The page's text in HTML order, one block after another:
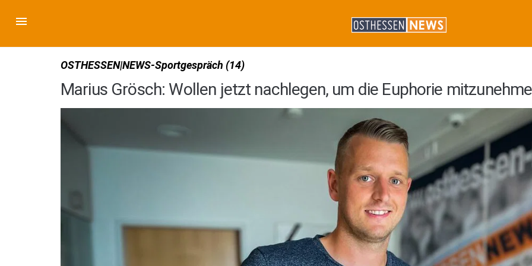
OSTHESSEN|NEWS-Sportgespräch (14)
Marius Grösch: Wollen jetzt nachlegen, um die Euphorie